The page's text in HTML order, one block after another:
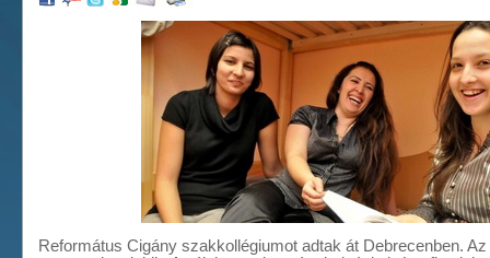
Református Cigány szakkollégiumot adtak át Debrecenben.